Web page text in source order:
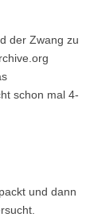
der Zwang zu
schon mal 4-
und dann